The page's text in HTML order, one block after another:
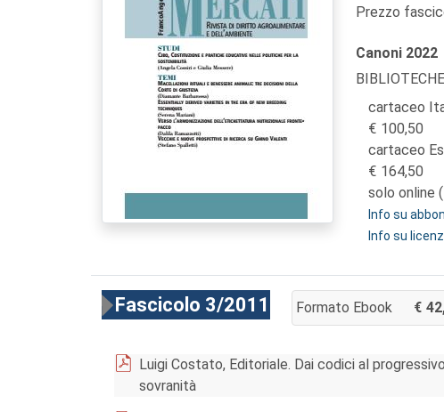
Prezzo
Canoni 2022
cartaceo
100,50
cartaceo
164,50
solo online
Info su
Info su
Fascicolo 3/2011 Formato Ebook
AGGIUNGI AL
Luigi Costato, Editoriale. Dai codici al
sovranità